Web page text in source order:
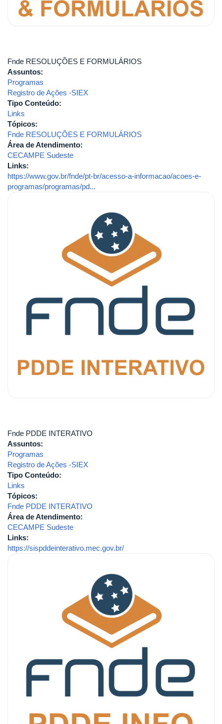
Fnde RESOLUÇÕES E FORMULÁRIOS
Assuntos:
Programas
Registro de Ações -SIEX
Tipo Conteúdo:
Links
Tópicos:
Fnde RESOLUÇÕES E FORMULÁRIOS
Área de Atendimento:
CECAMPE Sudeste
Links:
https://www.gov.br/fnde/pt-br/acesso-a-informacao/acoes-e-
programas/programas/pd...
Fnde PDDE INTERATIVO
Assuntos:
Programas
Registro de Ações -SIEX
Tipo Conteúdo:
Links
Tópicos:
Fnde PDDE INTERATIVO
Área de Atendimento:
CECAMPE Sudeste
Links:
https://sispddeinterativo.mec.gov.br/